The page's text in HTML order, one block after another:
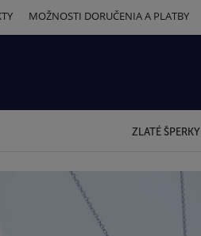
MOŽNOSTI DORUČENIA A PLATBY
ZLATÉ ŠPERKY